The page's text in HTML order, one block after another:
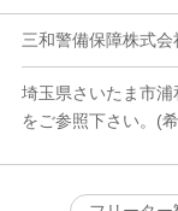
三和警備保障株式
埼玉県さいたま市
をご参照下さい。(